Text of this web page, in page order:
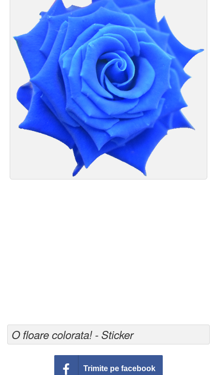
Felicitari zile saptamana
Felicitari muzicale
Felicitari muzicale personalizate
Felicitari animate
Invitatii personalizate
Conecteaza-te
O floare colorata! - Sticker
Trimite pe facebook